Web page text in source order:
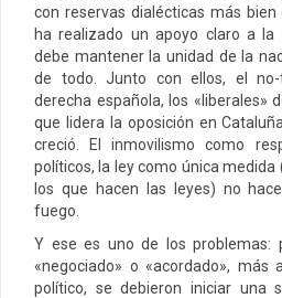
con reservas dialécticas más
ha realizado un apoyo claro a la
debe mantener la unidad de la
de todo. Junto con ellos, el
derecha española, los «liberales»
que lidera la oposición en
creció. El inmovilismo como
políticos, la ley como única medida
los que hacen las leyes) no
fuego.
Y ese es uno de los problemas:
«negociado» o «acordado», más
político, se debieron iniciar una